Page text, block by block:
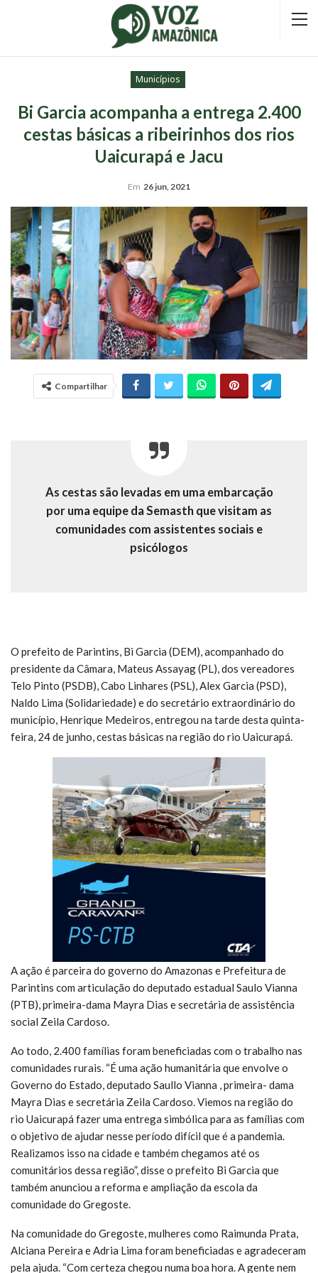
Municípios
Bi Garcia acompanha a entrega 2.400
cestas básicas a ribeirinhos dos rios
Uaicurapá e Jacu
Em 26 jun, 2021
Compartilhar
As cestas são levadas em uma embarcação
por uma equipe da Semasth que visitam as
comunidades com assistentes sociais e
psicólogos
O prefeito de Parintins, Bi Garcia (DEM), acompanhado do
presidente da Câmara, Mateus Assayag (PL), dos vereadores
Telo Pinto (PSDB), Cabo Linhares (PSL), Alex Garcia (PSD),
Naldo Lima (Solidariedade) e do secretário extraordinário do
município, Henrique Medeiros, entregou na tarde desta quinta-
feira, 24 de junho, cestas básicas na região do rio Uaicurapá.
A ação é parceira do governo do Amazonas e Prefeitura de
Parintins com articulação do deputado estadual Saulo Vianna
(PTB), primeira-dama Mayra Dias e secretária de assistência
social Zeila Cardoso.
Ao todo, 2.400 famílias foram beneficiadas com o trabalho nas
comunidades rurais. “É uma ação humanitária que envolve o
Governo do Estado, deputado Saullo Vianna , primeira- dama
Mayra Dias e secretária Zeila Cardoso. Viemos na região do
rio Uaicurapá fazer uma entrega simbólica para as famílias com
o objetivo de ajudar nesse período difícil que é a pandemia.
Realizamos isso na cidade e também chegamos até os
comunitários dessa região”, disse o prefeito Bi Garcia que
também anunciou a reforma e ampliação da escola da
comunidade do Gregoste.
Na comunidade do Gregoste, mulheres como Raimunda Prata,
Alciana Pereira e Adria Lima foram beneficiadas e agradeceram
pela ajuda. “Com certeza chegou numa boa hora. A gente nem